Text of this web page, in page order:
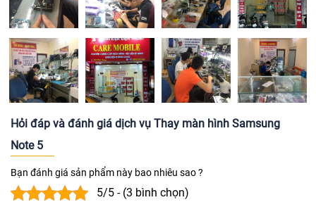
Hỏi đáp và đánh giá dịch vụ Thay màn hình Samsung
Note 5
Bạn đánh giá sản phẩm này bao nhiêu sao ?
5/5 - (3 bình chọn)